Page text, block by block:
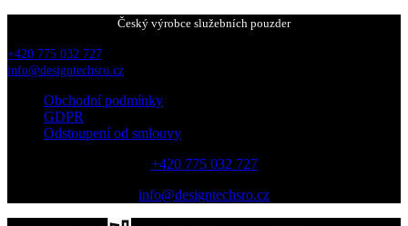
Český výrobce služebních pouzder
+420 775 032 727
info@designtechsro.cz
Obchodní podmínky
GDPR
Odstoupení od smlouvy
+420 775 032 727
info@designtechsro.cz